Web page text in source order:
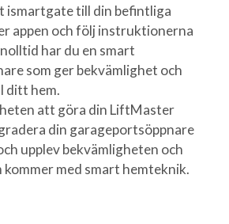
ismartgate till din befintliga
appen och följ instruktionerna
har du en smart
som ger bekvämlighet och
ditt hem.
att göra din LiftMaster
din garageportsöppnare
upplev bekvämligheten och
med smart hemteknik.